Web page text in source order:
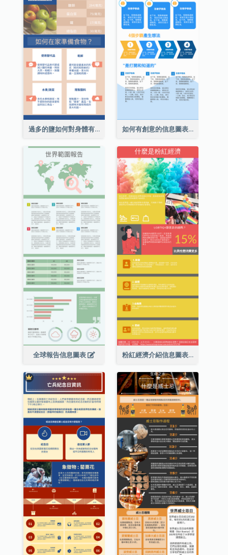
過多的鹽如何對身體有害信息圖表 如何有創意的信息圖表
全球報告信息圖表 粉紅經濟介紹信息圖表